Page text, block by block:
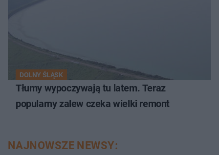
DOLNY ŚLĄSK
Tłumy wypoczywają tu latem. Teraz
popularny zalew czeka wielki remont
NAJNOWSZE NEWSY: